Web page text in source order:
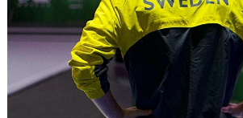
FÖRENINGSPRODUKTER
KONTAKT